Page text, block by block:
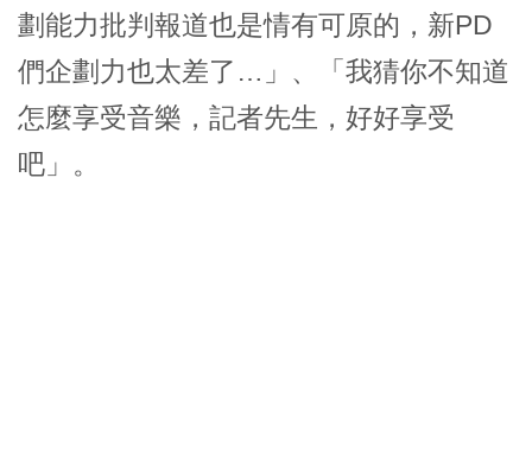
劃能力批判報道也是情有可原的，新PD
們企劃力也太差了…」、「我猜你不知道
怎麼享受音樂，記者先生，好好享受
吧」。